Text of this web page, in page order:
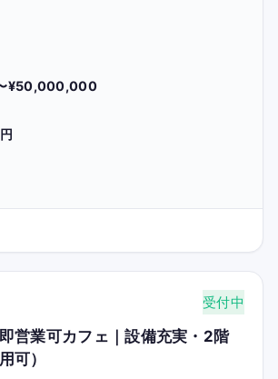
¥50,000,000
受付中
営業可カフェ｜設備充実・2階
可）